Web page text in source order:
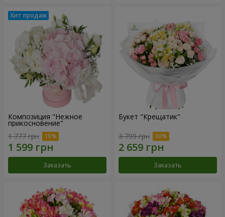
Композиция "Нежное
прикосновение"
1 777 грн
Заказать
Букет "Крещатик"
3 799 грн
Заказать